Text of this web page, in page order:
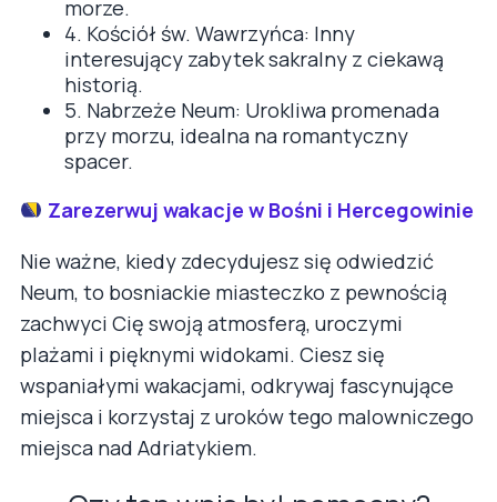
morze.
4. Kościół św. Wawrzyńca: Inny
interesujący zabytek sakralny z ciekawą
historią.
5. Nabrzeże Neum: Urokliwa promenada
przy morzu, idealna na romantyczny
spacer.
Zarezerwuj wakacje w Bośni i Hercegowinie
Nie ważne, kiedy zdecydujesz się odwiedzić
Neum, to bosniackie miasteczko z pewnością
zachwyci Cię swoją atmosferą, uroczymi
plażami i pięknymi widokami. Ciesz się
wspaniałymi wakacjami, odkrywaj fascynujące
miejsca i korzystaj z uroków tego malowniczego
miejsca nad Adriatykiem.